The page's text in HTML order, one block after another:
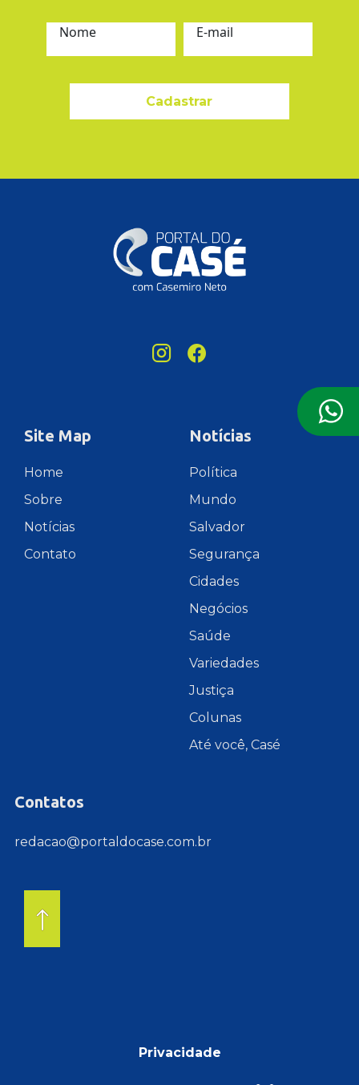
Nome E-mail
Cadastrar
Site Map
Home
Sobre
Notícias
Contato
Notícias
Política
Mundo
Salvador
Segurança
Cidades
Negócios
Saúde
Variedades
Justiça
Colunas
Até você, Casé
Contatos
redacao@portaldocase.com.br
Privacidade